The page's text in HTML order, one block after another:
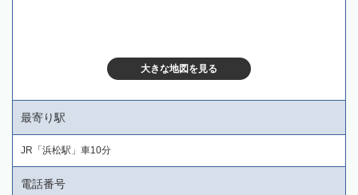
大きな地図を見る
最寄り駅
JR「浜松駅」車10分
電話番号